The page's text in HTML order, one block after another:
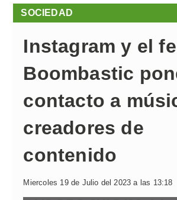
SOCIEDAD
Instagram y el
Boombastic
contacto a
creadores de
contenido
Miercoles 19 de Julio del 2023 a las 13:18